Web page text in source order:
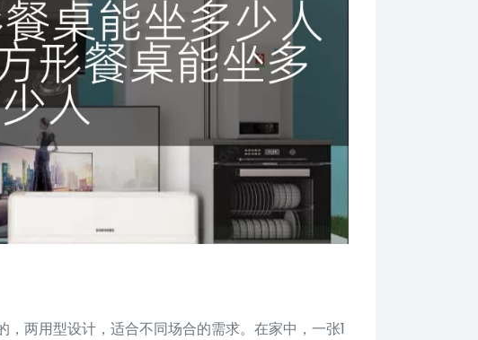
，两用型设计，适合不同场合的需求。在家中，一张1